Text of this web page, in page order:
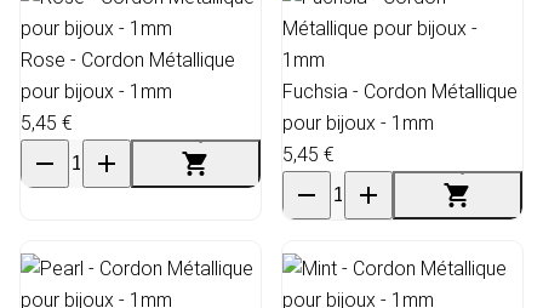
Rose - Cordon Métallique
pour bijoux - 1mm
5,45 €
Fuchsia - Cordon Métallique
pour bijoux - 1mm
5,45 €